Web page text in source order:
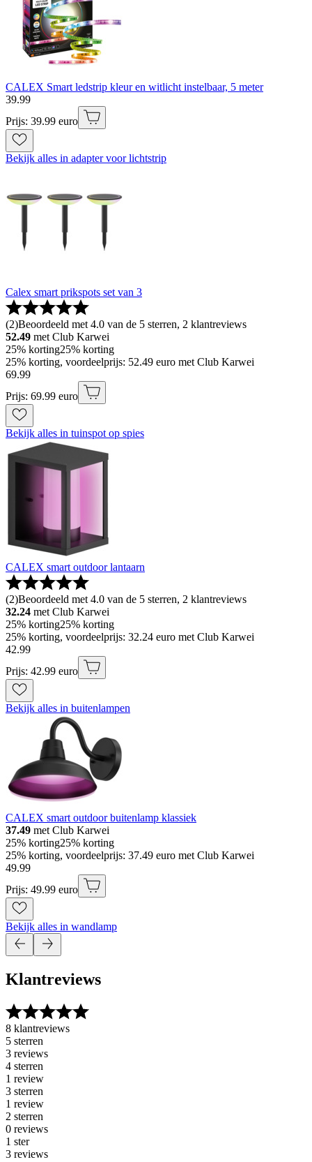
CALEX Smart ledstrip kleur en witlicht instelbaar, 5 meter
39.99
Prijs: 39.99 euro
Bekijk alles in adapter voor lichtstrip
Calex smart prikspots set van 3
(2)Beoordeeld met 4.0 van de 5 sterren, 2 klantreviews
52.49 met Club Karwei
25% korting25% korting
25% korting, voordeelprijs: 52.49 euro met Club Karwei
69.99
Prijs: 69.99 euro
Bekijk alles in tuinspot op spies
CALEX smart outdoor lantaarn
(2)Beoordeeld met 4.0 van de 5 sterren, 2 klantreviews
32.24 met Club Karwei
25% korting25% korting
25% korting, voordeelprijs: 32.24 euro met Club Karwei
42.99
Prijs: 42.99 euro
Bekijk alles in buitenlampen
CALEX smart outdoor buitenlamp klassiek
37.49 met Club Karwei
25% korting25% korting
25% korting, voordeelprijs: 37.49 euro met Club Karwei
49.99
Prijs: 49.99 euro
Bekijk alles in wandlamp
Klantreviews
8 klantreviews
5 sterren
3 reviews
4 sterren
1 review
3 sterren
1 review
2 sterren
0 reviews
1 ster
3 reviews